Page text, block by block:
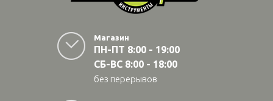
Магазин
ПН-ПТ 8:00 - 19:00
СБ-ВС 8:00 - 18:00
без перерывов